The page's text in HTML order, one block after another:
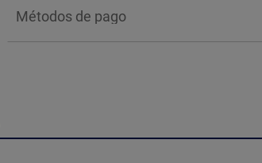
Métodos de pago